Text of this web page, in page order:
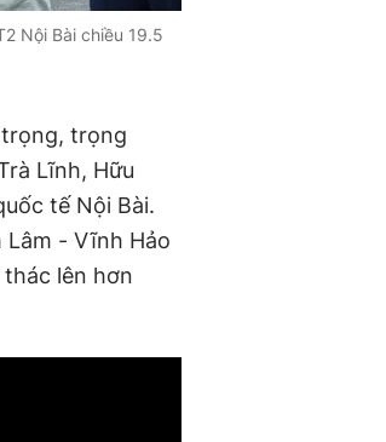
Nội Bài chiều 19.5
trọng
Lĩnh, Hữu
tế Nội Bài.
Lâm - Vĩnh Hảo
lên hơn